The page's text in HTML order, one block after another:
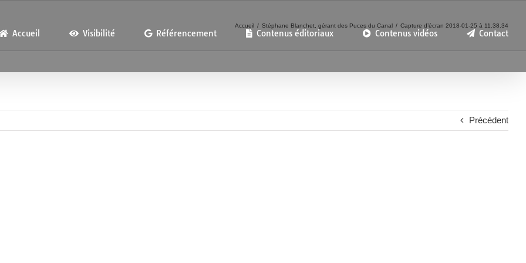
Accueil Visibilité Référencement Contenus éditoriaux Contenus vidéos Contact
Accueil Stéphane Blanchet, gérant des Puces du Canal Capture d’écran 2018-01-25 à 11.38.34
Précédent